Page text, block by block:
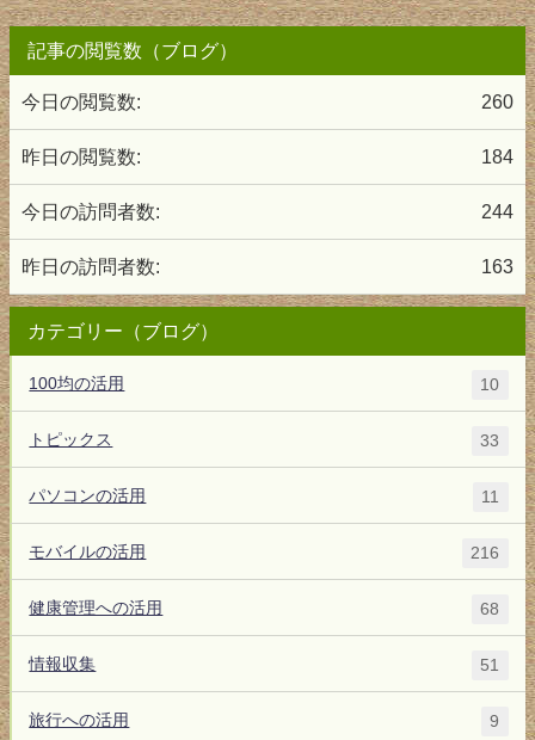
記事の閲覧数（ブログ）
260
今日の閲覧数:
184
昨日の閲覧数:
244
今日の訪問者数:
163
昨日の訪問者数:
カテゴリー（ブログ）
100均の活用 10
トピックス 33
パソコンの活用 11
モバイルの活用 216
健康管理への活用 68
情報収集 51
旅行への活用 9